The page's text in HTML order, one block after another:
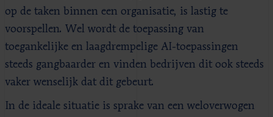
op de taken binnen een organisatie, is lastig te
voorspellen. Wel wordt de toepassing van
toegankelijke en laagdrempelige AI-toepassingen
steeds gangbaarder en vinden bedrijven dit ook steeds
vaker wenselijk dat dit gebeurt.
In de ideale situatie is sprake van een weloverwogen